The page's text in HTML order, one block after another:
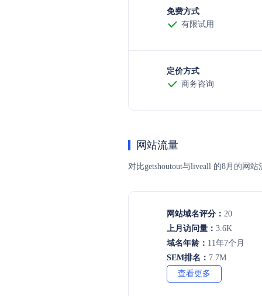
免费方式
有限试用
定价方式
商务咨询
网站流量
对比getshoutout与liveall 的8月的网
网站域名评分： 20
上月访问量： 3.6K
域名年龄： 11年7个月
SEM排名： 7.7M
查看更多